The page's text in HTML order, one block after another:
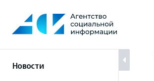
содержанию
Новости